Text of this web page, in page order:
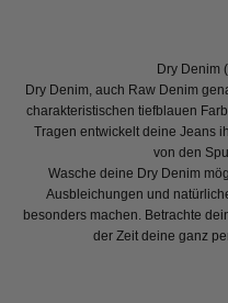
Dry Denim
Dry Denim, auch Raw Denim
charakteristischen tiefblauen
Tragen entwickelt deine Jeans
von den
Wasche deine Dry Denim
Ausbleichungen und
besonders machen. Betrachte
der Zeit deine ganz